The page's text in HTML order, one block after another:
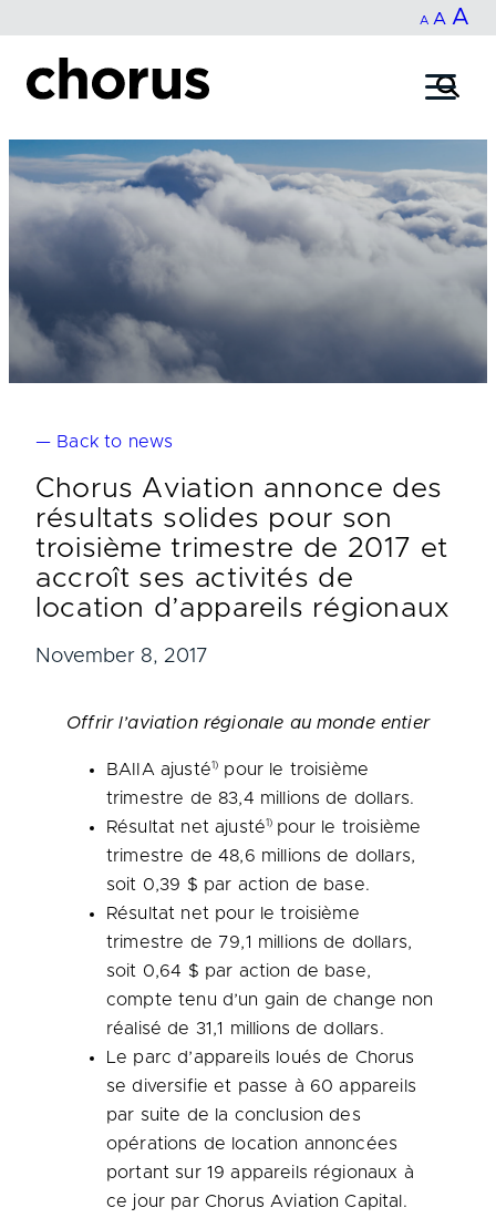
content
A Decrease
size.
A Reset
size.
A
— Back to news
Chorus Aviation annonce des
résultats solides pour son
troisième trimestre de 2017 et
accroît ses activités de
location d’appareils régionaux
November 8, 2017
Offrir l’aviation régionale au monde entier
BAIIA ajusté1) pour le troisième
trimestre de 83,4 millions de dollars.
Résultat net ajusté1) pour le troisième
trimestre de 48,6 millions de dollars,
soit 0,39 $ par action de base.
Résultat net pour le troisième
trimestre de 79,1 millions de dollars,
soit 0,64 $ par action de base,
compte tenu d’un gain de change non
réalisé de 31,1 millions de dollars.
Le parc d’appareils loués de Chorus
se diversifie et passe à 60 appareils
par suite de la conclusion des
opérations de location annoncées
portant sur 19 appareils régionaux à
ce jour par Chorus Aviation Capital.